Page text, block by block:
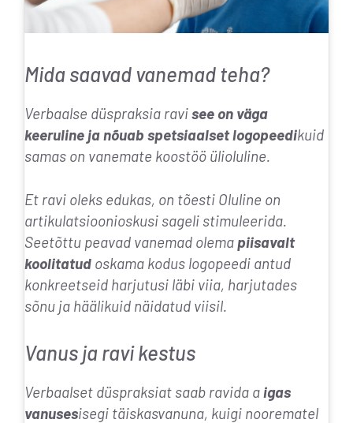
Mida saavad vanemad teha?
Verbaalse düspraksia ravisee on väga
keeruline ja nõuab spetsiaalset logopeedikuid
samas on vanemate koostöö ülioluline.
Et ravi oleks edukas, on tõesti Oluline on
artikulatsioonioskusi sageli stimuleerida.
Seetõttu peavad vanemad olema piisavalt
koolitatud oskama kodus logopeedi antud
konkreetseid harjutusi läbi viia, harjutades
sõnu ja häälikuid näidatud viisil.
Vanus ja ravi kestus
Verbaalset düspraksiat saab ravida aigas
vanusesisegi täiskasvanuna, kuigi noorematel